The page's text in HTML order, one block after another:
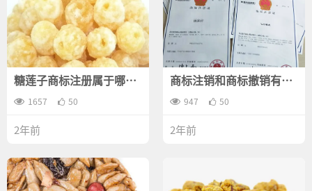
糖莲子商标注册属于哪一
类？
1657 50
2年前
商标注销和商标撤销有什
么不同？
947 50
2年前